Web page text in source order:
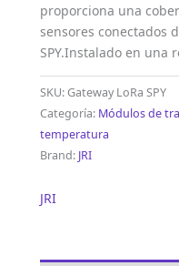
proporciona una
sensores conectados
SPY.Instalado en una
SKU:Gateway LoRa SPY
Categoría: Módulos de
temperatura
Brand: JRI
JRI